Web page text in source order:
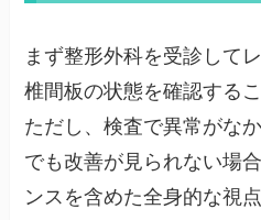
まず整形外科を受診して
椎間板の状態を確認する
ただし、検査で異常がな
でも改善が見られない場
ンスを含めた全身的な視